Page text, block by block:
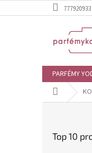
na
777920933
PARFÉMY
Domů
Top 10